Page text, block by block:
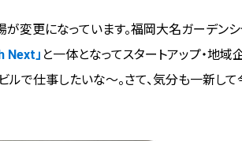
が変更になっています。福岡大名ガーデン
Next」 と一体となってスタートアップ・地
ルで仕事したいな～。さて、気分も一新し